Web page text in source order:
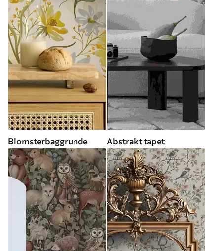
Blomsterbaggrunde Abstrakt tapet